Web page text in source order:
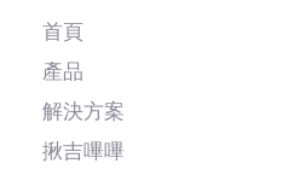
首頁
產品
解決方案
揪吉嗶嗶